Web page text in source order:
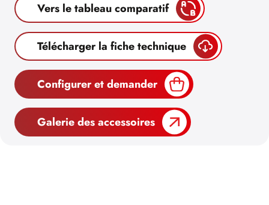
Vers le tableau comparatif
Télécharger la fiche technique
Configurer et demander
Galerie des accessoires